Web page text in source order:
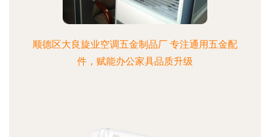
顺德区大良旋业空调五金制品厂 专注通用五金配
件，赋能办公家具品质升级